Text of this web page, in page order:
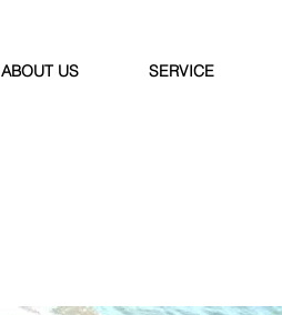
ABOUT US SERVICE